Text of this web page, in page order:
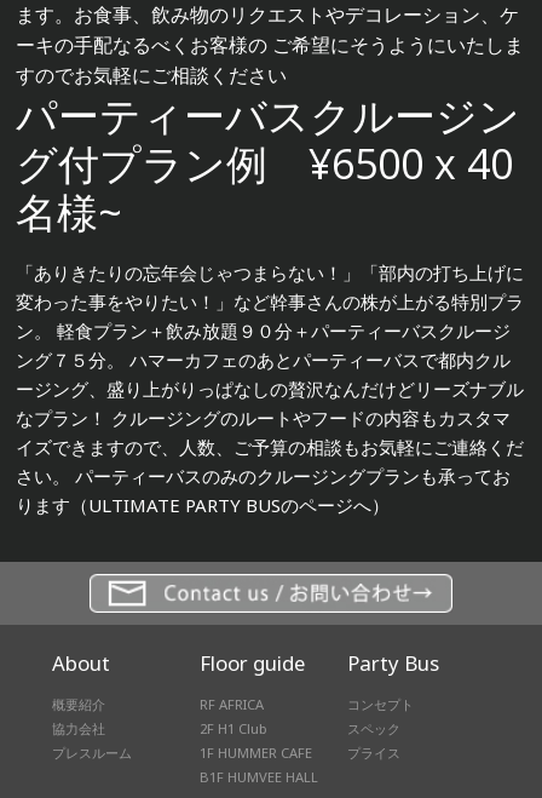
ます。お食事、飲み物のリクエストやデコレーション、ケ
ーキの手配なるべくお客様の ご希望にそうようにいたしま
すのでお気軽にご相談ください
パーティーバスクルージン
グ付プラン例 ¥6500 x 40
名様~
「ありきたりの忘年会じゃつまらない！」「部内の打ち上げに
変わった事をやりたい！」など幹事さんの株が上がる特別プラ
ン。 軽食プラン＋飲み放題９０分＋パーティーバスクルージ
ング７５分。 ハマーカフェのあとパーティーバスで都内クル
ージング、盛り上がりっぱなしの贅沢なんだけどリーズナブル
なプラン！ クルージングのルートやフードの内容もカスタマ
イズできますので、人数、ご予算の相談もお気軽にご連絡くだ
さい。 パーティーバスのみのクルージングプランも承ってお
ります（ULTIMATE PARTY BUSのページへ）
About
概要紹介
協力会社
プレスルーム
Floor guide
RF AFRICA
2F H1 Club
1F HUMMER CAFE
B1F HUMVEE HALL
Party Bus
コンセプト
スペック
プライス